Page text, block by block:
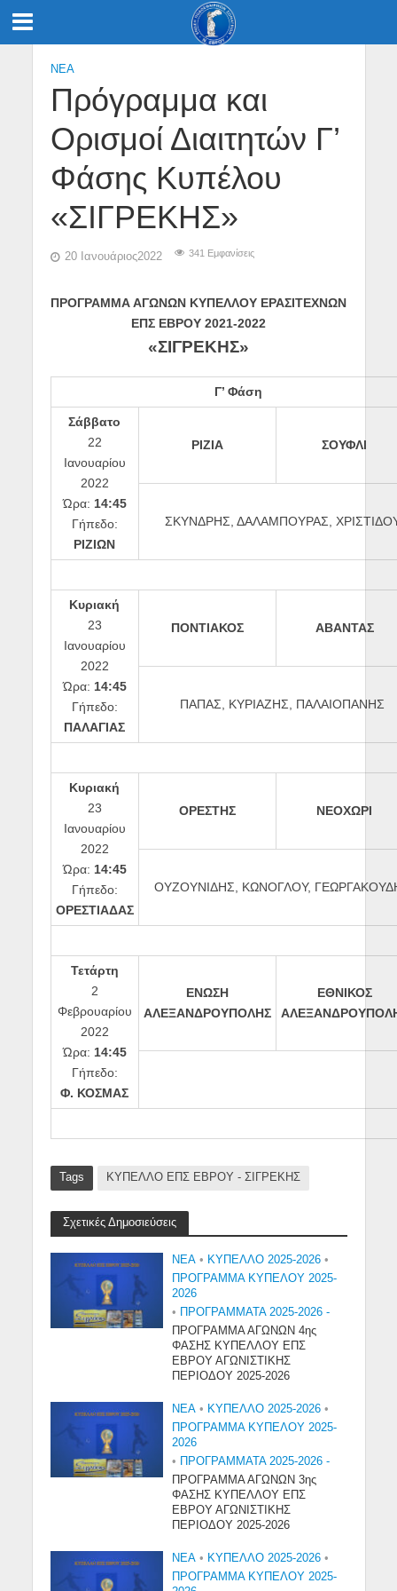
NEA
Πρόγραμμα και
Ορισμοί Διαιτητών Γ’
Φάσης Κυπέλου
«ΣΙΓΡΕΚΗΣ»
20 Ιανουάριος2022 341 Εμφανίσεις
ΠΡΟΓΡΑΜΜΑ ΑΓΩΝΩΝ ΚΥΠΕΛΛΟΥ ΕΡΑΣΙΤΕΧΝΩΝ
ΕΠΣ ΕΒΡΟΥ 2021-2022
«ΣΙΓΡΕΚΗΣ»
Γ’ Φάση
Σάββατο
22
Ιανουαρίου
2022
Ώρα: 14:45
Γήπεδο:
ΡΙΖΙΩΝ
ΡΙΖΙΑ ΣΟΥΦΛΙ
ΣΚΥΝΔΡΗΣ, ΔΑΛΑΜΠΟΥΡΑΣ,
Κυριακή
23
Ιανουαρίου
2022
Ώρα: 14:45
Γήπεδο:
ΠΑΛΑΓΙΑΣ
ΠΟΝΤΙΑΚΟΣ ΑΒΑΝΤΑΣ
ΠΑΠΑΣ, ΚΥΡΙΑΖΗΣ, ΠΑΛΑΙΟΠΑΝΗΣ
Κυριακή
23
Ιανουαρίου
2022
Ώρα: 14:45
Γήπεδο:
ΟΡΕΣΤΙΑΔΑΣ
ΟΡΕΣΤΗΣ ΝΕΟΧΩΡΙ
ΟΥΖΟΥΝΙΔΗΣ, ΚΩΝΟΓΛΟΥ,
Τετάρτη
2
Φεβρουαρίου
2022
Ώρα: 14:45
Γήπεδο:
Φ. ΚΟΣΜΑΣ
ΕΝΩΣΗ
ΑΛΕΞΑΝΔΡΟΥΠΟΛΗΣ
ΕΘΝΙΚΟΣ
Tags ΚΥΠΕΛΛΟ ΕΠΣ ΕΒΡΟΥ - ΣΙΓΡΕΚΗΣ
Σχετικές Δημοσιεύσεις
NEA • ΚΥΠΕΛΛΟ 2025-2026 •
ΠΡΟΓΡΑΜΜΑ ΚΥΠΕΛΟΥ 2025-
2026
•
ΠΡΟΓΡΑΜΜΑΤΑ 2025-2026 -
ΠΡΟΓΡΑΜΜΑ ΑΓΩΝΩΝ 4ης
ΦΑΣΗΣ ΚΥΠΕΛΛΟΥ ΕΠΣ
ΕΒΡΟΥ ΑΓΩΝΙΣΤΙΚΗΣ
ΠΕΡΙΟΔΟΥ 2025-2026
NEA • ΚΥΠΕΛΛΟ 2025-2026 •
ΠΡΟΓΡΑΜΜΑ ΚΥΠΕΛΟΥ 2025-
2026
•
ΠΡΟΓΡΑΜΜΑΤΑ 2025-2026 -
ΠΡΟΓΡΑΜΜΑ ΑΓΩΝΩΝ 3ης
ΦΑΣΗΣ ΚΥΠΕΛΛΟΥ ΕΠΣ
ΕΒΡΟΥ ΑΓΩΝΙΣΤΙΚΗΣ
ΠΕΡΙΟΔΟΥ 2025-2026
NEA • ΚΥΠΕΛΛΟ 2025-2026 •
ΠΡΟΓΡΑΜΜΑ ΚΥΠΕΛΟΥ 2025-